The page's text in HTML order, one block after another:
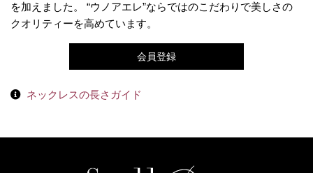
を加えました。 “ウノアエレ”ならではのこだわりで美しさの
クオリティーを高めています。
会員登録
ネックレスの長さガイド